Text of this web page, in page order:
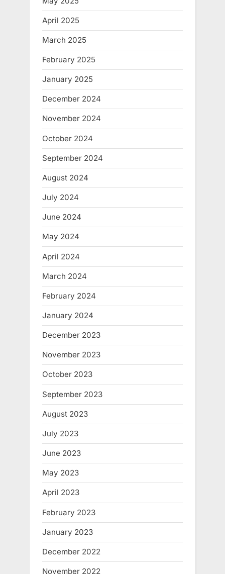
April 2025
March 2025
February 2025
January 2025
December 2024
November 2024
October 2024
September 2024
August 2024
July 2024
June 2024
May 2024
April 2024
March 2024
February 2024
January 2024
December 2023
November 2023
October 2023
September 2023
August 2023
July 2023
June 2023
May 2023
April 2023
February 2023
January 2023
December 2022
November 2022